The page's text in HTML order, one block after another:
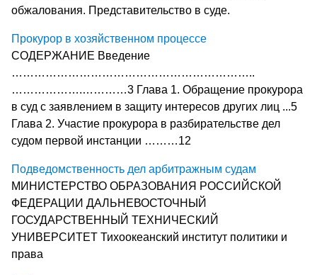
обжалования. Представительство в суде.
Прокурор в хозяйственном процессе
СОДЕРЖАНИЕ Введение
………………………………………………………..
……………….…………3 Глава 1. Обращение прокурора
в суд с заявлением в защиту интересов других лиц ...5
Глава 2. Участие прокурора в разбирательстве дел
судом первой инстанции ………12
Подведомственность дел арбитражным судам
МИНИСТЕРСТВО ОБРАЗОВАНИЯ РОССИЙСКОЙ
ФЕДЕРАЦИИ ДАЛЬНЕВОСТОЧНЫЙ
ГОСУДАРСТВЕННЫЙ ТЕХНИЧЕСКИЙ
УНИВЕРСИТЕТ Тихоокеанский институт политики и
права